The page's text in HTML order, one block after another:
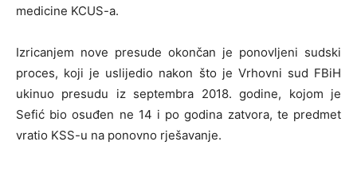
medicine KCUS-a.
Izricanjem nove presude okončan je ponovljeni sudski
proces, koji je uslijedio nakon što je Vrhovni sud FBiH
ukinuo presudu iz septembra 2018. godine, kojom je
Sefić bio osuđen ne 14 i po godina zatvora, te predmet
vratio KSS-u na ponovno rješavanje.